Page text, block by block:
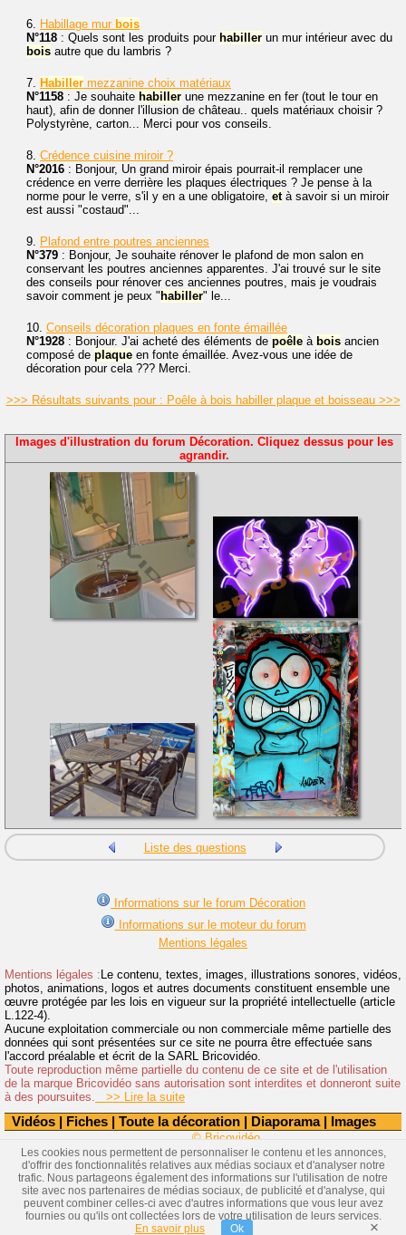
Vidéos | Fiches | Toute la décoration | Diaporama| Images
6. Habillage mur bois
N°118 : Quels sont les produits pour habiller un mur intérieur avec du
bois autre que du lambris ?
7. Habiller mezzanine choix matériaux
N°1158 : Je souhaite habiller une mezzanine en fer (tout le tour en
haut), afin de donner l'illusion de château.. quels matériaux choisir ?
Polystyrène, carton... Merci pour vos conseils.
8. Crédence cuisine miroir ?
N°2016 : Bonjour, Un grand miroir épais pourrait-il remplacer une
crédence en verre derrière les plaques électriques ? Je pense à la
norme pour le verre, s'il y en a une obligatoire, età savoir si un miroir
est aussi "costaud"...
9. Plafond entre poutres anciennes
N°379 : Bonjour, Je souhaite rénover le plafond de mon salon en
conservant les poutres anciennes apparentes. J'ai trouvé sur le site
des conseils pour rénover ces anciennes poutres, mais je voudrais
savoir comment je peux " habiller" le...
10. Conseils décoration plaques en fonte émaillée
N°1928 : Bonjour. J'ai acheté des éléments de poêle à bois ancien
composé de plaque en fonte émaillée. Avez-vous une idée de
décoration pour cela ??? Merci.
>>> Résultats suivants pour : Poêle à bois habiller plaque et boisseau >>>
Images d'illustration du forum Décoration. Cliquez dessus pour les
agrandir.
Liste des questions
Informations sur le forum Décoration
Informations sur le moteur du forum
Mentions légales
Mentions légales :Le contenu, textes, images, illustrations sonores, vidéos,
photos, animations, logos et autres documents constituent ensemble une
œuvre protégée par les lois en vigueur sur la propriété intellectuelle (article
L.122-4).
Aucune exploitation commerciale ou non commerciale même partielle des
données qui sont présentées sur ce site ne pourra être effectuée sans
l'accord préalable et écrit de la SARL Bricovidéo.
Toute reproduction même partielle du contenu de ce site et de l'utilisation
de la marque Bricovidéo sans autorisation sont interdites et donneront suite
à des poursuites.
>> Lire la suite
© Bricovidéo
Les cookies nous permettent de personnaliser le contenu et les annonces,
d'offrir des fonctionnalités relatives aux médias sociaux et d'analyser notre
trafic. Nous partageons également des informations sur l'utilisation de notre
site avec nos partenaires de médias sociaux, de publicité et d'analyse, qui
peuvent combiner celles-ci avec d'autres informations que vous leur avez
fournies ou qu'ils ont collectées lors de votre utilisation de leurs services.
En savoir plus
Ok ×